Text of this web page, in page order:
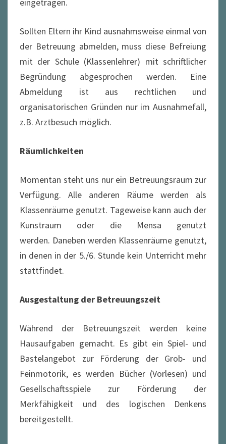
Sollten Eltern ihr Kind ausnahmsweise einmal von
der Betreuung abmelden, muss diese Befreiung
mit der Schule (Klassenlehrer) mit schriftlicher
Begründung abgesprochen werden. Eine
Abmeldung ist aus rechtlichen und
organisatorischen Gründen nur im Ausnahmefall,
z.B. Arztbesuch möglich.
Räumlichkeiten
Momentan steht uns nur ein Betreuungsraum zur
Verfügung. Alle anderen Räume werden als
Klassenräume genutzt. Tageweise kann auch der
Kunstraum oder die Mensa genutzt
werden. Daneben werden Klassenräume genutzt,
in denen in der 5./6. Stunde kein Unterricht mehr
stattfindet.
Ausgestaltung der Betreuungszeit
Während der Betreuungszeit werden keine
Hausaufgaben gemacht. Es gibt ein Spiel- und
Bastelangebot zur Förderung der Grob- und
Feinmotorik, es werden Bücher (Vorlesen) und
Gesellschaftsspiele zur Förderung der
Merkfähigkeit und des logischen Denkens
bereitgestellt.